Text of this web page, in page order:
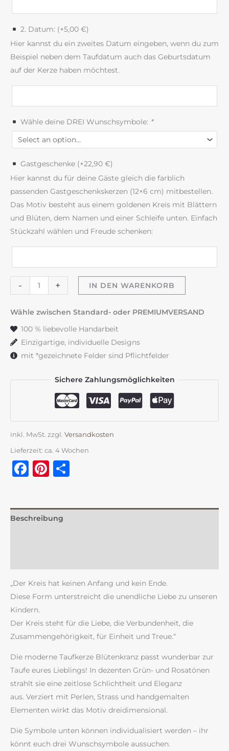
2. Datum: (+5,00 €)
Hier kannst du ein zweites Datum eingeben, wenn du zum
Beispiel neben dem Taufdatum auch das Geburtsdatum
auf der Kerze haben möchtest.
Wähle deine DREI Wunschsymbole: *
Gastgeschenke (+22,90 €)
Hier kannst du für deine Gäste gleich die farblich
passenden Gastgeschenkskerzen (12×6 cm) mitbestellen.
Das Motiv besteht aus einem goldenen Kreis mit Blättern
und Blüten, dem Namen und einer Schleife unten. Einfach
Stückzahl wählen und Freude schenken:
-
Taufkerze
"Flowerloop"
altrosa
Menge
+ IN DEN WARENKORB
Wähle zwischen Standard- oder PREMIUMVERSAND
100 % liebevolle Handarbeit
Einzigartige, individuelle Designs
mit *gezeichnete Felder sind Pflichtfelder
Sichere Zahlungsmöglichkeiten
inkl. MwSt. zzgl. Versandkosten
Lieferzeit: ca. 4 Wochen
Facebook
Pinterest
Beschreibung
„Der Kreis hat keinen Anfang und kein Ende.
Diese Form unterstreicht die unendliche Liebe zu unseren
Kindern.
Der Kreis steht für die Liebe, die Verbundenheit, die
Zusammengehörigkeit, für Einheit und Treue.“
Die moderne Taufkerze Blütenkranz passt wunderbar zur
Taufe eures Lieblings! In dezenten Grün- und Rosatönen
strahlt sie eine zeitlose Schlichtheit und Eleganz
aus. Verziert mit Perlen, Strass und handgemalten
Elementen wirkt das Motiv dreidimensional.
Die Symbole unten können individualisiert werden – ihr
könnt euch drei Wunschsymbole aussuchen.